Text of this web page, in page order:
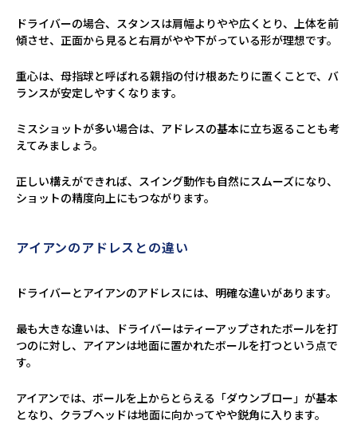
ドライバーの場合、スタンスは肩幅よりやや広くとり、上体を前
傾させ、正面から見ると右肩がやや下がっている形が理想です。
重心は、母指球と呼ばれる親指の付け根あたりに置くことで、バ
ランスが安定しやすくなります。
ミスショットが多い場合は、アドレスの基本に立ち返ることも考
えてみましょう。
正しい構えができれば、スイング動作も自然にスムーズになり、
ショットの精度向上にもつながります。
アイアンのアドレスとの違い
ドライバーとアイアンのアドレスには、明確な違いがあります。
最も大きな違いは、ドライバーはティーアップされたボールを打
つのに対し、アイアンは地面に置かれたボールを打つという点で
す。
アイアンでは、ボールを上からとらえる「ダウンブロー」が基本
となり、クラブヘッドは地面に向かってやや鋭角に入ります。